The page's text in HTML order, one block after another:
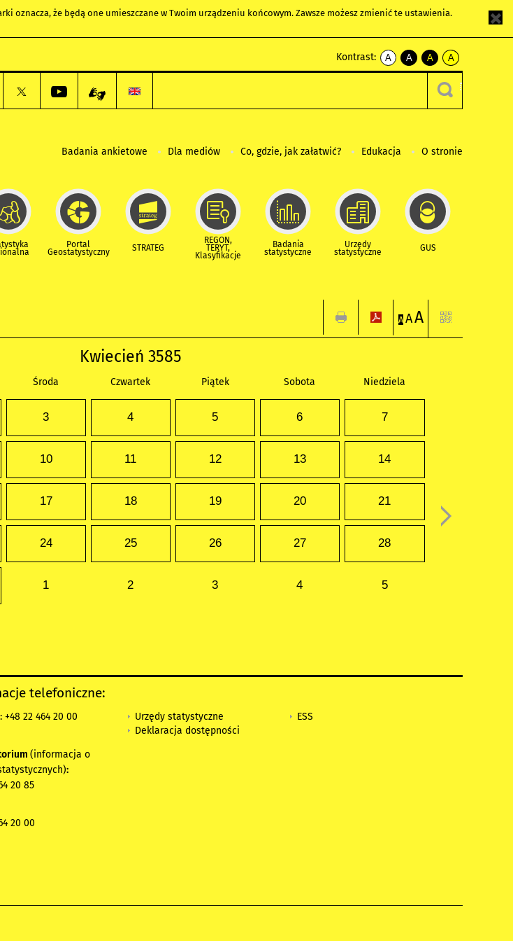
oznacza, że będą one umieszczane w Twoim urządzeniu końcowym. Zawsze możesz zmienić te ustawienia.
Kontrast:
A
kontrast
A
kontrast
czarnym
A
kontrast
żółty
tekst
czarnym
A
kontrast
czarny
tekst
żółtym
Badania ankietowe Dla mediów Co, gdzie, jak załatwić? Edukacja O stronie
Portal
Geostatystyczny STRATEG
REGON,
TERYT,
Klasyfikacje
Badania
statystyczne
Urzędy
statystyczne GUS
A AA
Kwiecień 3585
Środa Czwartek Piątek Sobota Niedziela
3 4 5 6 7
10 11 12 13 14
17 18 19 20 21
24 25 26 27 28
1 2 3 4 5
telefoniczne:
+48 22 464 20 00
(informacja o
:
20 85
20 00
Urzędy statystyczne
Deklaracja dostępności
ESS